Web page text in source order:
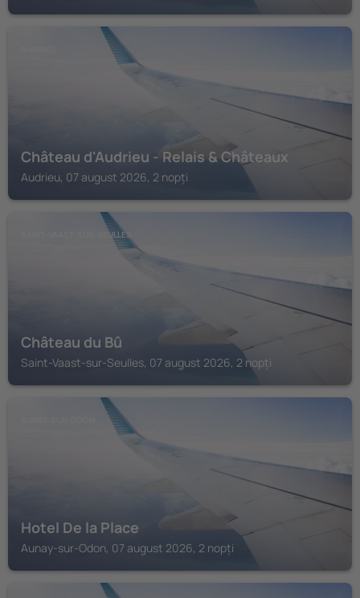
Château d'Audrieu - Relais & Châteaux
Audrieu, 07 august 2026, 2 nopți
SAINT-VAAST-SUR-SEULLES
Château du Bû
Saint-Vaast-sur-Seulles, 07 august 2026, 2 nopți
Hotel De la Place
Aunay-sur-Odon, 07 august 2026, 2 nopți